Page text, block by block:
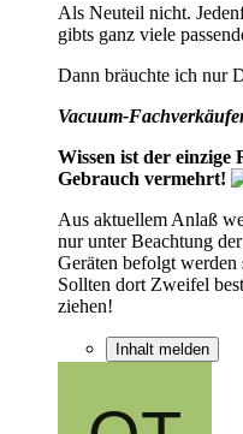
Als Neuteil nicht.
gibts ganz viele
Dann bräuchte ich nur
Vacuum-
Wissen ist der einzige
Gebrauch vermehrt!
Aus aktuellem Anlaß
nur unter Beachtung
Geräten befolgt werden
Sollten dort Zweifel
ziehen!
Inhalt melden